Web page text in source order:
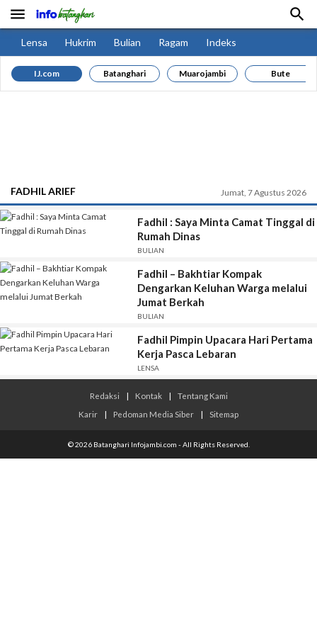
 
Lensa Hukrim Bulian Ragam Indeks
IJ.com Batanghari Muarojambi Bute
FADHIL ARIEF Jumat, 7 Agustus 2026
Fadhil : Saya Minta Camat Tinggal di
Rumah Dinas
BULIAN
Fadhil – Bakhtiar Kompak
Dengarkan Keluhan Warga melalui
Jumat Berkah
BULIAN
Fadhil Pimpin Upacara Hari Pertama
Kerja Pasca Lebaran
LENSA
Redaksi | Kontak |
Tentang Kami
Karir
| Pedoman Media Siber | Sitemap
© 2026 Batanghari Infojambi.com - All Rights Reserved.